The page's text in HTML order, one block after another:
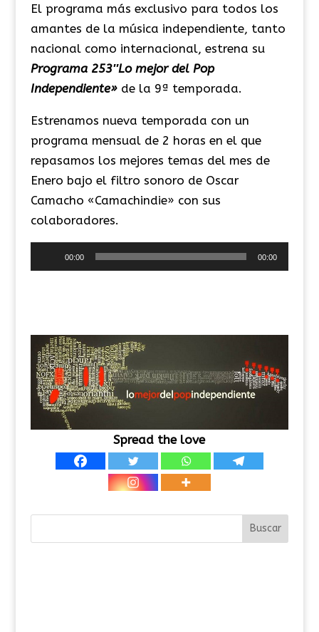
El programa más exclusivo para todos los
amantes de la música independiente, tanto
nacional como internacional, estrena su
Programa 253″Lo mejor del Pop
Independiente» de la 9ª temporada.
Estrenamos nueva temporada con un
programa mensual de 2 horas en el que
repasamos los mejores temas del mes de
Enero bajo el filtro sonoro de Oscar
Camacho «Camachindie» con sus
colaboradores.
Reproductor
de
00:00 00:00
Spread the love